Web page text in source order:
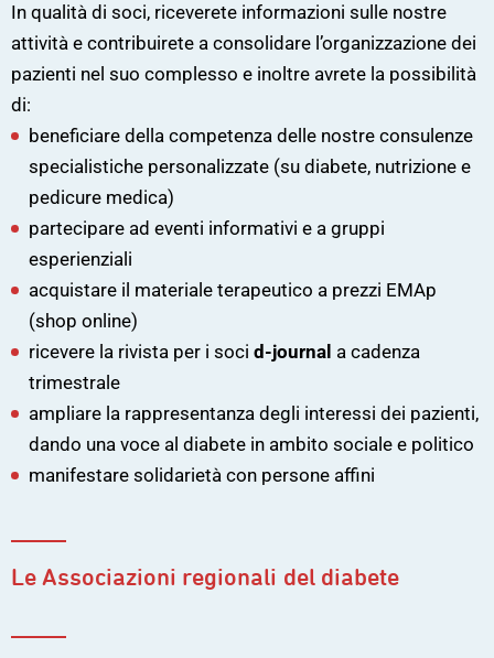
In qualità di soci, riceverete informazioni sulle nostre
attività e contribuirete a consolidare l’organizzazione dei
pazienti nel suo complesso e inoltre avrete la possibilità
di:
beneficiare della competenza delle nostre consulenze
specialistiche personalizzate (su diabete, nutrizione e
pedicure medica)
partecipare ad eventi informativi e a gruppi
esperienziali
acquistare il materiale terapeutico a prezzi EMAp
(shop online)
ricevere la rivista per i soci d-journal a cadenza
trimestrale
ampliare la rappresentanza degli interessi dei pazienti,
dando una voce al diabete in ambito sociale e politico
manifestare solidarietà con persone affini
Le Associazioni regionali del diabete